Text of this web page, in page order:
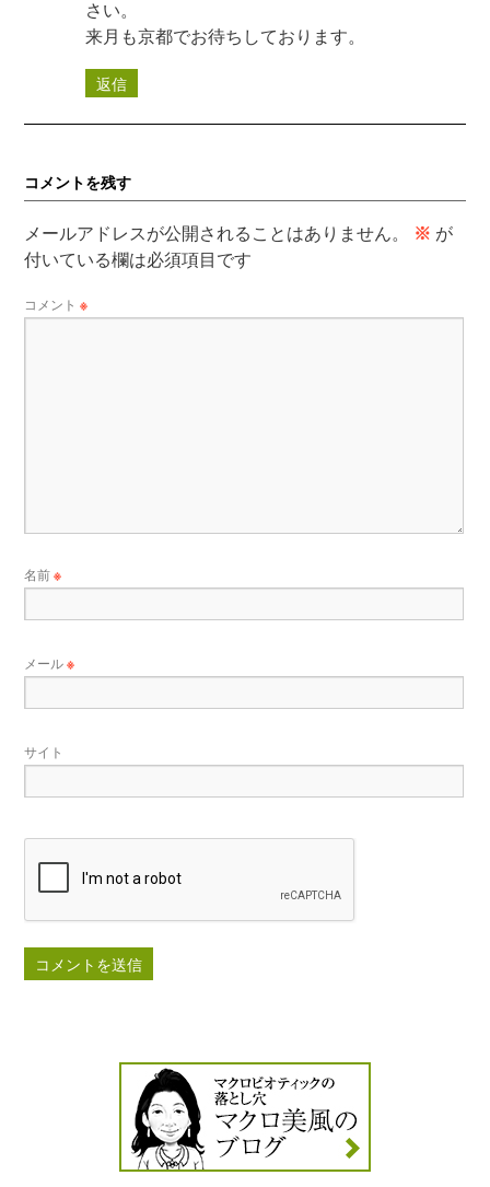
さい。
来月も京都でお待ちしております。
返信
コメントを残す
メールアドレスが公開されることはありません。 ※ が
付いている欄は必須項目です
コメント※
名前※
メール※
サイト